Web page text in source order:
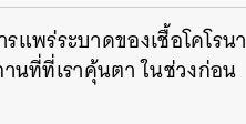
พร่ระบาดของเชื้อโคโรนา
นที่ที่เราคุ้นตา ในช่วงก่อน